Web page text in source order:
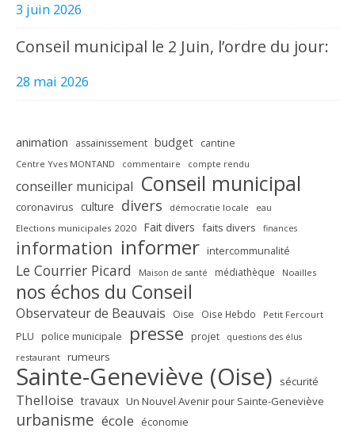
3 juin 2026
Conseil municipal le 2 Juin, l’ordre du jour:
28 mai 2026
animation assainissement budget cantine
Centre Yves MONTAND commentaire compte rendu
conseiller municipal Conseil municipal
coronavirus culture divers démocratie locale eau
Elections municipales 2020 Fait divers faits divers finances
information informer intercommunalité
Le Courrier Picard Maison de santé médiathèque Noailles
nos échos du Conseil
Observateur de Beauvais Oise Oise Hebdo Petit Fercourt
PLU police municipale presse projet questions des élus
restaurant rumeurs
Sainte-Geneviève (Oise) sécurité
Thelloise travaux Un Nouvel Avenir pour Sainte-Geneviève
urbanisme école économie